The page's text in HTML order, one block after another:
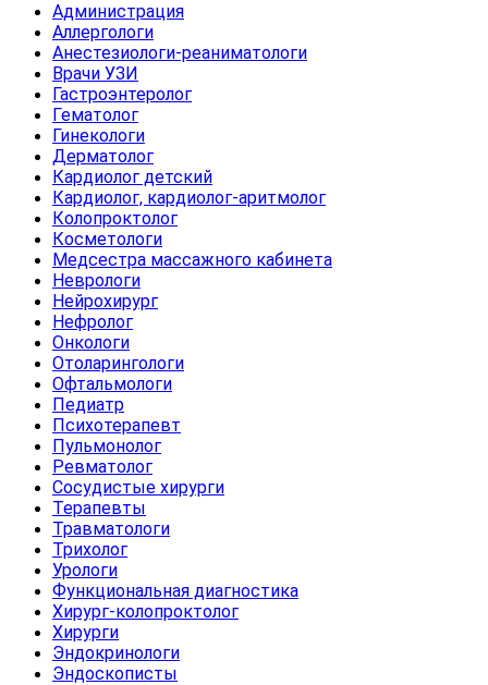
Администрация
Аллергологи
Анестезиологи-реаниматологи
Врачи УЗИ
Гастроэнтеролог
Гематолог
Гинекологи
Дерматолог
Кардиолог детский
Кардиолог, кардиолог-аритмолог
Колопроктолог
Косметологи
Медсестра массажного кабинета
Неврологи
Нейрохирург
Нефролог
Онкологи
Отоларингологи
Офтальмологи
Педиатр
Психотерапевт
Пульмонолог
Ревматолог
Сосудистые хирурги
Терапевты
Травматологи
Трихолог
Урологи
Функциональная диагностика
Хирург-колопроктолог
Хирурги
Эндокринологи
Эндоскописты